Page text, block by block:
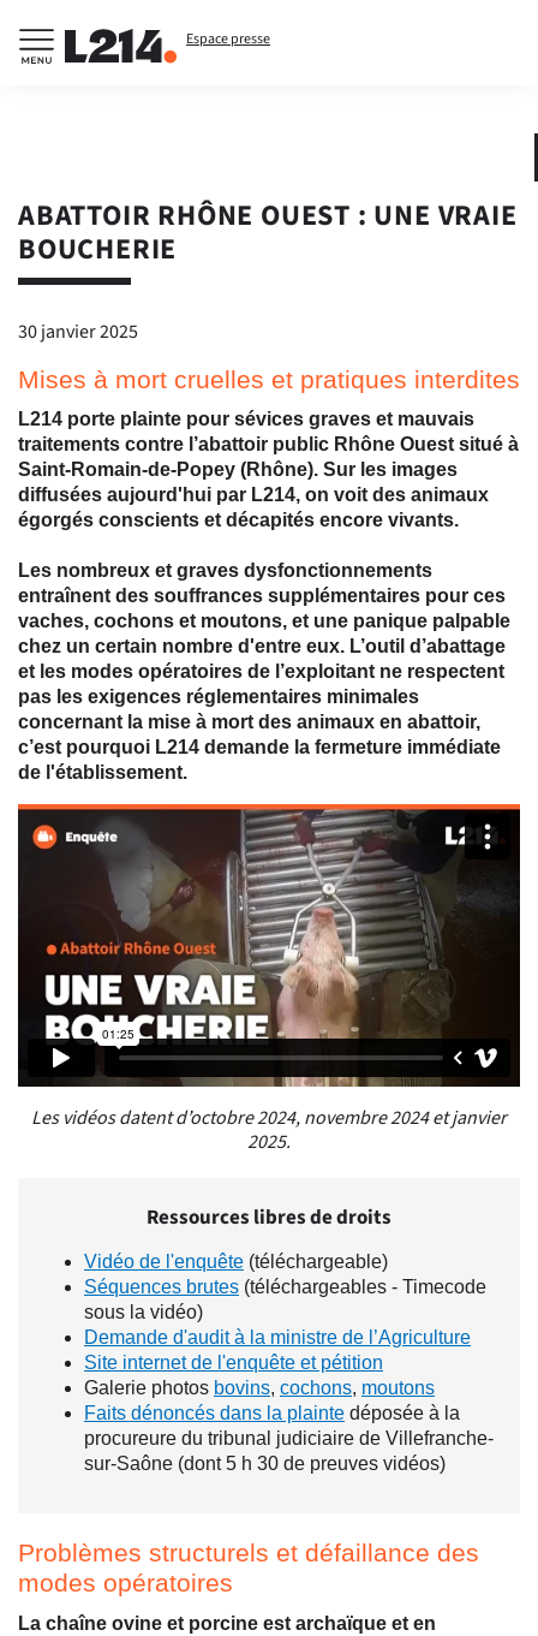
Espace presse
ABATTOIR RHÔNE OUEST : UNE VRAIE
BOUCHERIE
30 janvier 2025
Mises à mort cruelles et pratiques interdites
L214 porte plainte pour sévices graves et mauvais
traitements contre l’abattoir public Rhône Ouest situé à
Saint-Romain-de-Popey (Rhône). Sur les images
diffusées aujourd'hui par L214, on voit des animaux
égorgés conscients et décapités encore vivants.
Les nombreux et graves dysfonctionnements
entraînent des souffrances supplémentaires pour ces
vaches, cochons et moutons, et une panique palpable
chez un certain nombre d'entre eux. L’outil d’abattage
et les modes opératoires de l’exploitant ne respectent
pas les exigences réglementaires minimales
concernant la mise à mort des animaux en abattoir,
c’est pourquoi L214 demande la fermeture immédiate
de l'établissement.
Les vidéos datent d’octobre 2024, novembre 2024 et janvier
2025.
Ressources libres de droits
Vidéo de l'enquête (téléchargeable)
Séquences brutes (téléchargeables - Timecode
sous la vidéo)
Demande d'audit à la ministre de l’Agriculture
Site internet de l'enquête et pétition
Galerie photos bovins, cochons, moutons
Faits dénoncés dans la plainte déposée à la
procureure du tribunal judiciaire de Villefranche-
sur-Saône (dont 5 h 30 de preuves vidéos)
Problèmes structurels et défaillance des
modes opératoires
La chaîne ovine et porcine est archaïque et en